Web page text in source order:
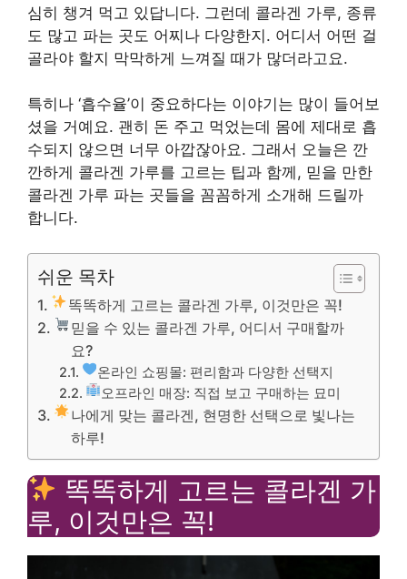
심히 챙겨 먹고 있답니다. 그런데 콜라겐 가루, 종류
도 많고 파는 곳도 어찌나 다양한지. 어디서 어떤 걸
골라야 할지 막막하게 느껴질 때가 많더라고요.
특히나 ‘흡수율’이 중요하다는 이야기는 많이 들어보
셨을 거예요. 괜히 돈 주고 먹었는데 몸에 제대로 흡
수되지 않으면 너무 아깝잖아요. 그래서 오늘은 깐
깐하게 콜라겐 가루를 고르는 팁과 함께, 믿을 만한
콜라겐 가루 파는 곳들을 꼼꼼하게 소개해 드릴까
합니다.
쉬운 목차
똑똑하게 고르는 콜라겐 가루, 이것만은 꼭!
믿을 수 있는 콜라겐 가루, 어디서 구매할까
요?
온라인 쇼핑몰: 편리함과 다양한 선택지
오프라인 매장: 직접 보고 구매하는 묘미
나에게 맞는 콜라겐, 현명한 선택으로 빛나는
하루!
똑똑하게 고르는 콜라겐 가
루, 이것만은 꼭!